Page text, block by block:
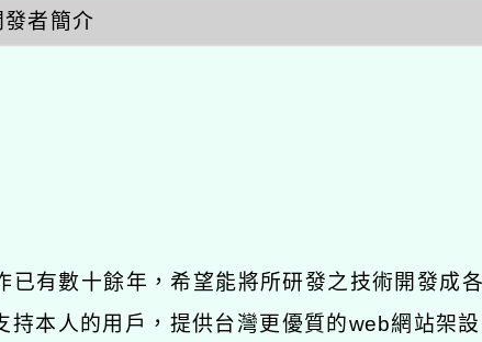
發者簡介
有數十餘年，希望能將所研發之技術開發成
本人的用戶，提供台灣更優質的web網站架設